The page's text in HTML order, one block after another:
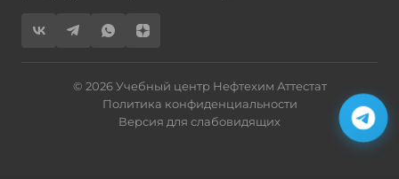
© 2026 Учебный центр Нефтехим Аттестат
Политика конфиденциальности
Версия для слабовидящих